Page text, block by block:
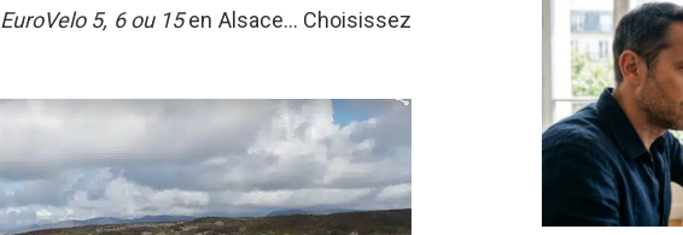
EuroVelo 5, 6 ou 15en Alsace… Choisissez